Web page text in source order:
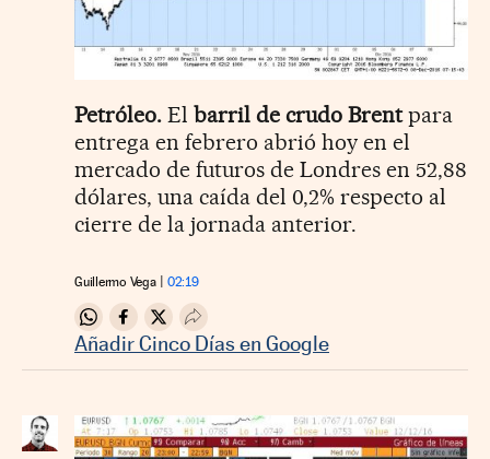
Petróleo. El barril de crudo Brentpara
entrega en febrero abrió hoy en el
mercado de futuros de Londres en 52,88
dólares, una caída del 0,2% respecto al
cierre de la jornada anterior.
Guillermo Vega 02:19
Compartir en Whatsapp
Compartir en Facebook
Compartir en Twitter
Desplegar Redes Sociales
Añadir Cinco Días en Google